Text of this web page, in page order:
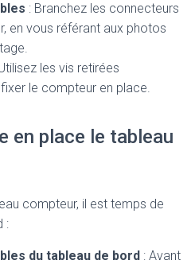
: Branchez les connecteurs
en vous référant aux photos
les vis retirées
le compteur en place.
en place le tableau
compteur, il est temps de
:
du tableau de bord : Avant